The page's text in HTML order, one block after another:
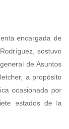
encargada de
sostuvo
de Asuntos
a propósito
ocasionada por
estados de la